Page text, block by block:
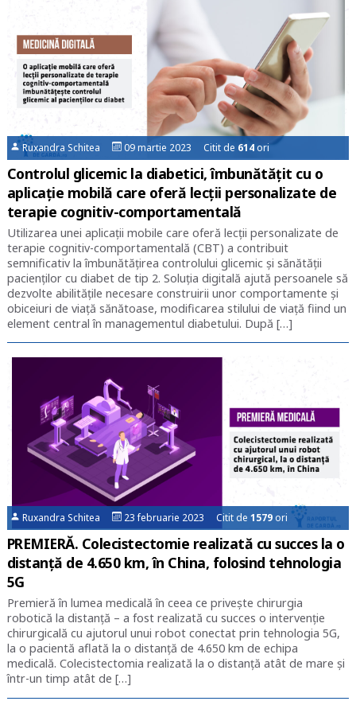
Ruxandra Schitea 09 martie 2023 Citit de 614ori
Controlul glicemic la diabetici, îmbunătățit cu o
aplicație mobilă care oferă lecții personalizate de
terapie cognitiv-comportamentală
Utilizarea unei aplicații mobile care oferă lecții personalizate de
terapie cognitiv-comportamentală (CBT) a contribuit
semnificativ la îmbunătățirea controlului glicemic și sănătății
pacienților cu diabet de tip 2. Soluția digitală ajută persoanele să
dezvolte abilitățile necesare construirii unor comportamente și
obiceiuri de viață sănătoase, modificarea stilului de viață fiind un
element central în managementul diabetului. După […]
Ruxandra Schitea 23 februarie 2023 Citit de1579 ori
PREMIERĂ. Colecistectomie realizată cu succes la o
distanță de 4.650 km, în China, folosind tehnologia
5G
Premieră în lumea medicală în ceea ce privește chirurgia
robotică la distanță – a fost realizată cu succes o intervenție
chirurgicală cu ajutorul unui robot conectat prin tehnologia 5G,
la o pacientă aflată la o distanță de 4.650 km de echipa
medicală. Colecistectomia realizată la o distanță atât de mare și
într-un timp atât de […]